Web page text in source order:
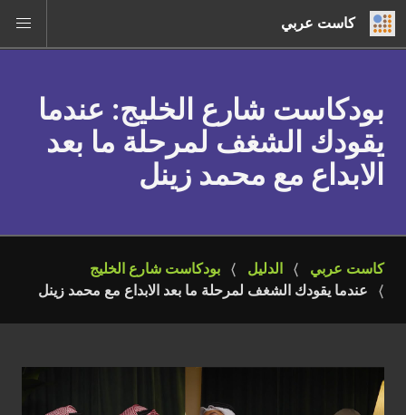
كاست عربي
بودكاست شارع الخليج: عندما
يقودك الشغف لمرحلة ما بعد
الابداع مع محمد زينل
كاست عربي الدليل
بودكاست شارع الخليج
عندما يقودك الشغف لمرحلة ما بعد الابداع مع محمد زينل